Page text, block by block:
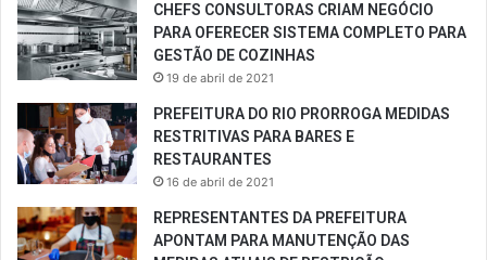
CHEFS CONSULTORAS CRIAM NEGÓCIO
PARA OFERECER SISTEMA COMPLETO PARA
GESTÃO DE COZINHAS
19 de abril de 2021
PREFEITURA DO RIO PRORROGA MEDIDAS
RESTRITIVAS PARA BARES E
RESTAURANTES
16 de abril de 2021
REPRESENTANTES DA PREFEITURA
APONTAM PARA MANUTENÇÃO DAS